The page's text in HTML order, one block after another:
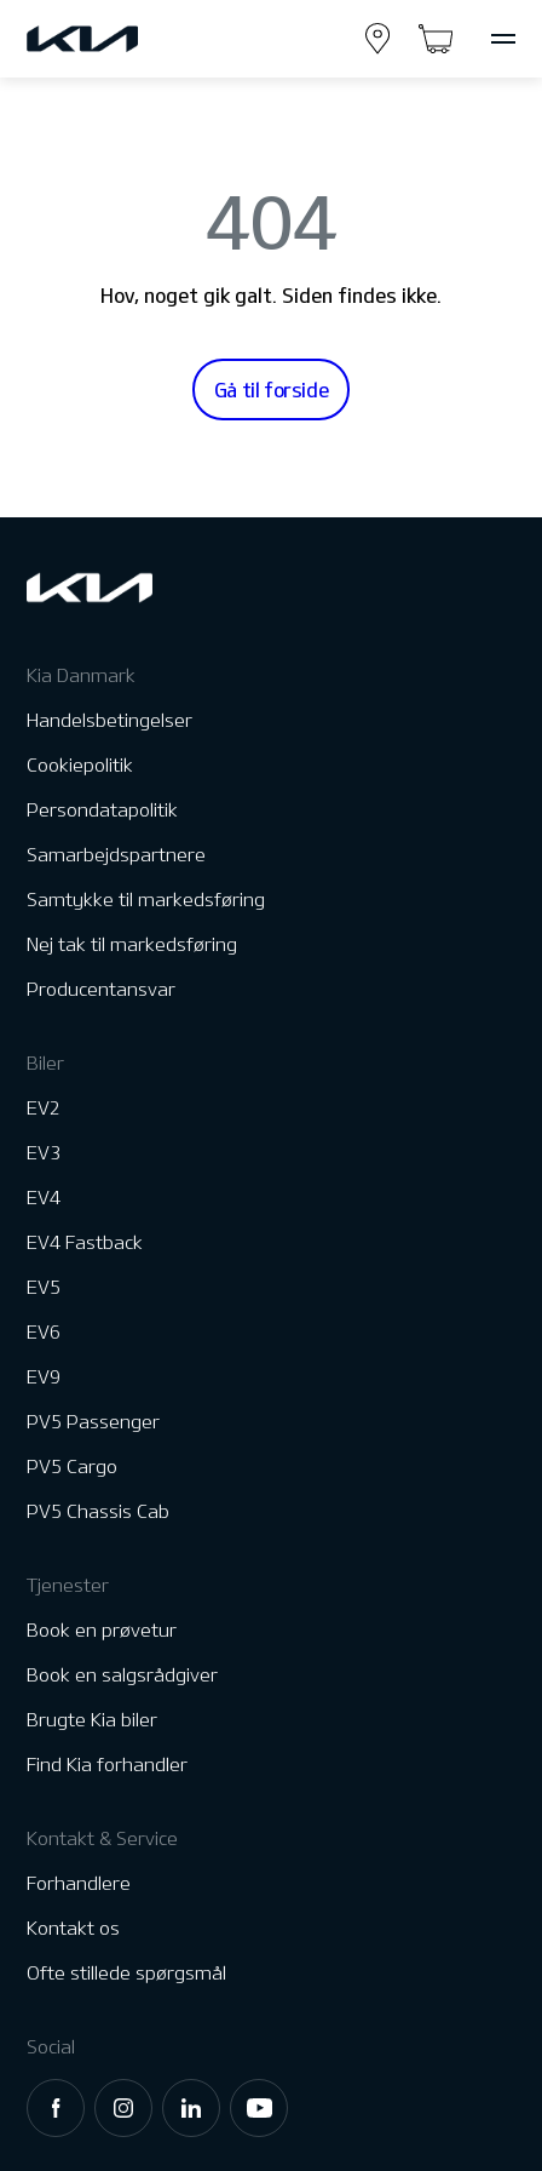
404
Hov, noget gik galt. Siden findes ikke.
Gå til forside
Kia Danmark
Handelsbetingelser
Cookiepolitik
Persondatapolitik
Samarbejdspartnere
Samtykke til markedsføring
Nej tak til markedsføring
Producentansvar
Biler
EV2
EV3
EV4
EV4 Fastback
EV5
EV6
EV9
PV5 Passenger
PV5 Cargo
PV5 Chassis Cab
Tjenester
Book en prøvetur
Book en salgsrådgiver
Brugte Kia biler
Find Kia forhandler
Kontakt & Service
Forhandlere
Kontakt os
Ofte stillede spørgsmål
Social